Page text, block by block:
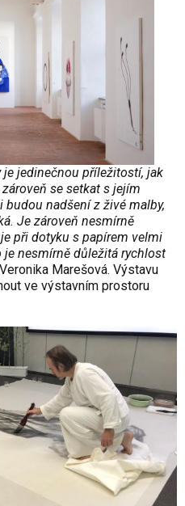
je jedinečnou příležitostí, jak
se setkat s jejím
nadšení z živé malby,
Je zároveň nesmírně
při dotyku s papírem velmi
nesmírně důležitá rychlost
Marešová. Výstavu
ve výstavním prostoru